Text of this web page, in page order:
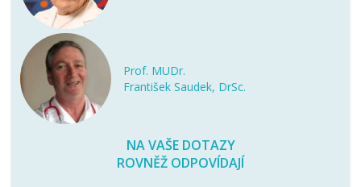
Prof. MUDr.
František Saudek, DrSc.
NA VAŠE DOTAZY
ROVNĚŽ ODPOVÍDAJÍ